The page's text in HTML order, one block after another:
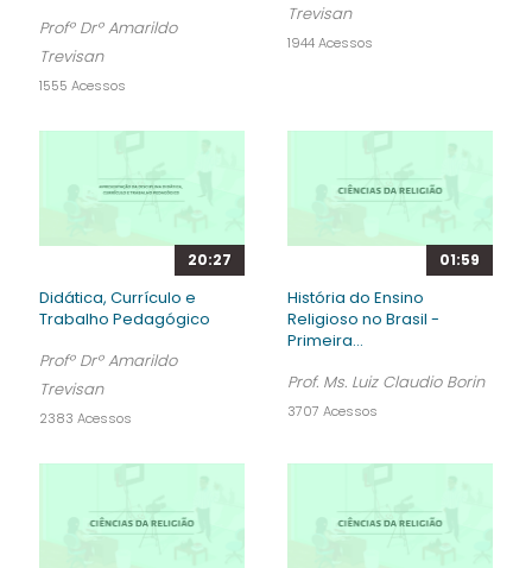
Profº Drº Amarildo
Trevisan
1555 Acessos
Trevisan
1944 Acessos
20:27
Didática, Currículo e
Trabalho Pedagógico
Profº Drº Amarildo
Trevisan
2383 Acessos
01:59
História do Ensino
Religioso no Brasil -
Primeira...
Prof. Ms. Luiz Claudio Borin
3707 Acessos